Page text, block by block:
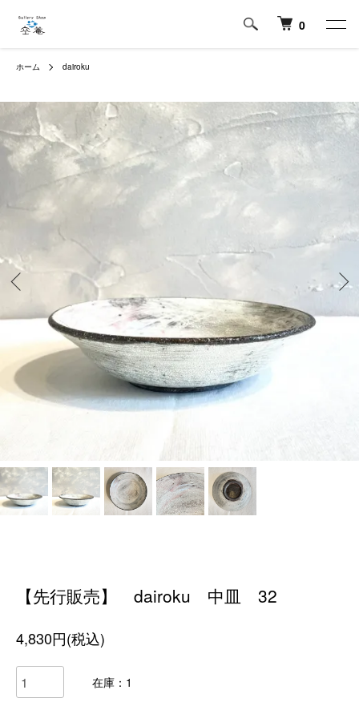
0
ホーム dairoku
【先行販売】 dairoku 中皿 32
4,830円(税込)
在庫：1